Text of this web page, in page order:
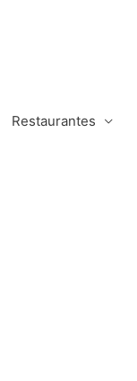
Restaurantes